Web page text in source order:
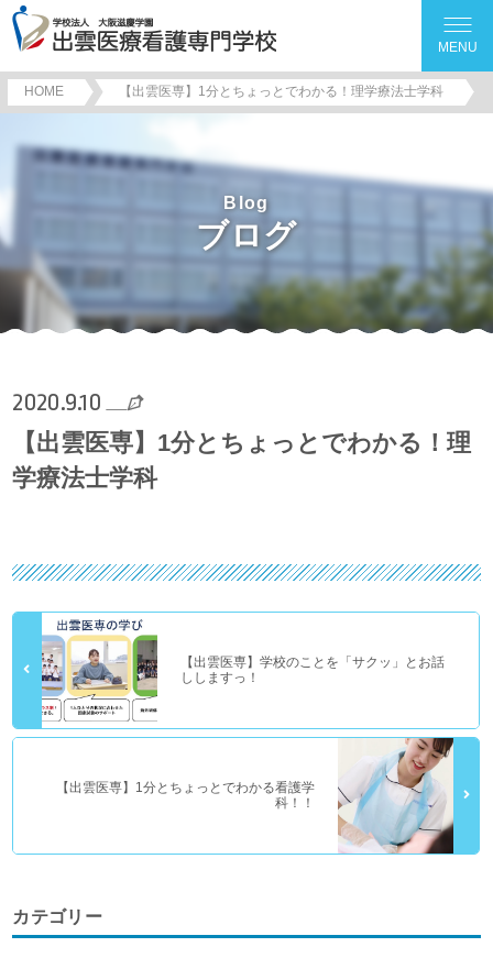
MENU
HOME 【出雲医専】1分とちょっとでわかる！理学療法士学科
Blog
ブログ
2020.9.10
【出雲医専】1分とちょっとでわかる！理
学療法士学科
【出雲医専】学校のことを「サクッ」とお話
ししますっ！
【出雲医専】1分とちょっとでわかる看護学
科！！
カテゴリー